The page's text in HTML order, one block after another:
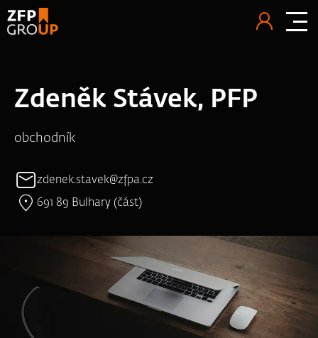
Zdeněk Stávek, PFP
obchodník
zdenek.stavek@zfpa.cz
691 89 Bulhary (část)